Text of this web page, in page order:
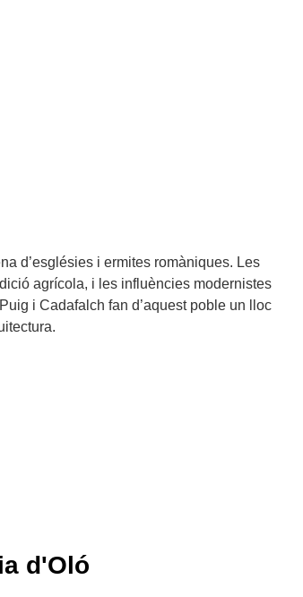
d’esglésies i ermites romàniques. Les
agrícola, i les influències modernistes
i Cadafalch fan d’aquest poble un lloc
d'Oló